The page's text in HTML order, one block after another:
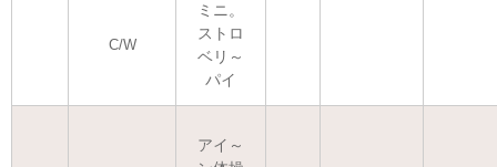
C/W
ミニ。
ストロ
ベリ～
パイ
アイ～